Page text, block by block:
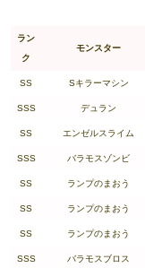
ラン
ク
モンスター
SS Sキラーマシン
SSS デュラン
SS エンゼルスライム
SSS バラモスゾンビ
SS ランプのまおう
SS ランプのまおう
SS ランプのまおう
SSS バラモスブロス